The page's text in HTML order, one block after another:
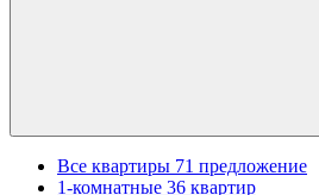
Все квартиры 71 предложение
1-комнатные 36 квартир